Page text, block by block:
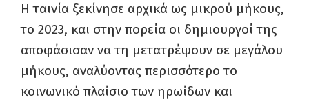
Η ταινία ξεκίνησε αρχικά ως μικρού μήκους,
το 2023, και στην πορεία οι δημιουργοί της
αποφάσισαν να τη μετατρέψουν σε μεγάλου
μήκους, αναλύοντας περισσότερο το
κοινωνικό πλαίσιο των ηρωίδων και